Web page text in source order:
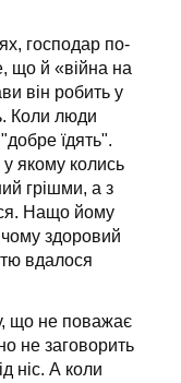
господар по-
що й «війна на
він робить у
Коли люди
їдять".
якому колись
грішми, а з
Нащо йому
здоровий
вдалося
що не поважає
не заговорить
ніс. А коли